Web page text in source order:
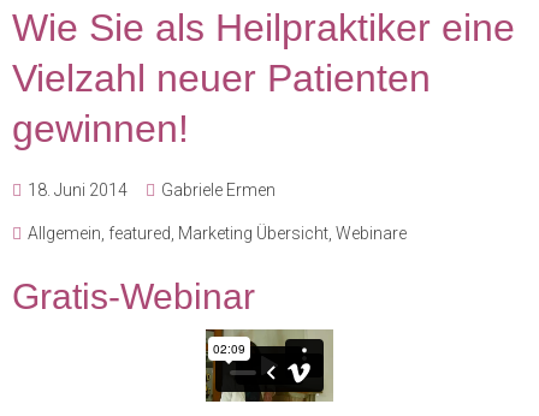
Wie Sie als Heilpraktiker eine
Vielzahl neuer Patienten
gewinnen!
18. Juni 2014 Gabriele Ermen
Allgemein featured Marketing Übersicht Webinare
Gratis-Webinar